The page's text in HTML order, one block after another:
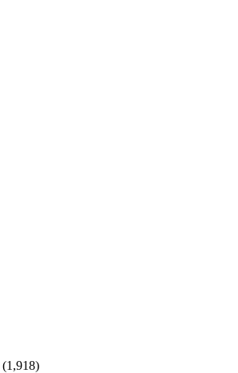
(1,918)